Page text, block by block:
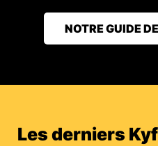
NOTRE GUIDE
Les derniers